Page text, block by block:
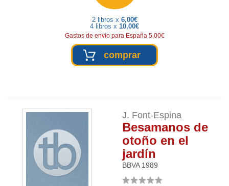
2 libros x 6,00€
4 libros x 10,00€
Gastos de envio para España 5,00€
comprar
J. Font-Espina
Besamanos de
otoño en el
jardín
BBVA1989